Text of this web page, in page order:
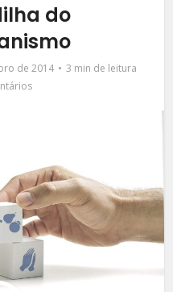
do
de 2014
3 min de leitura